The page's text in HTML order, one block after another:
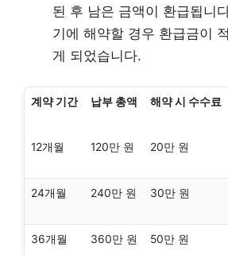
된 후 남은 금액이 환급됩니
기에 해약할 경우 환급금이
게 되었습니다.
계약 기간 납부 총액 해약 시 수수료
12개월 120만 원 20만 원
24개월 240만 원 30만 원
36개월 360만 원 50만 원